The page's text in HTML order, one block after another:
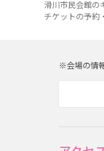
滑川市民会館の
チケットの予約
※会場の情